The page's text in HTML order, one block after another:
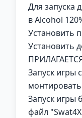
Для запуска
в Alcohol
Установить
Установить
Запуск игры
Запуск игры
файл